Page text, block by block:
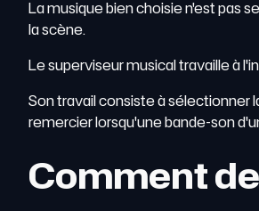
La musique bien choisie n'est pas
la scène.
Le superviseur musical travaille à
Son travail consiste à sélectionner
remercier lorsqu'une bande-son
Comment